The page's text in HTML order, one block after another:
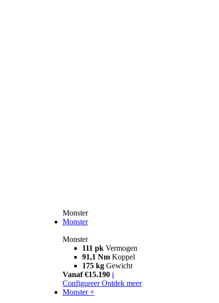
Monster
Monster
Monster
111 pk Vermogen
91,1 Nm Koppel
175 kg Gewicht
Vanaf €15.190 i
Configureer Ontdek meer
Monster +